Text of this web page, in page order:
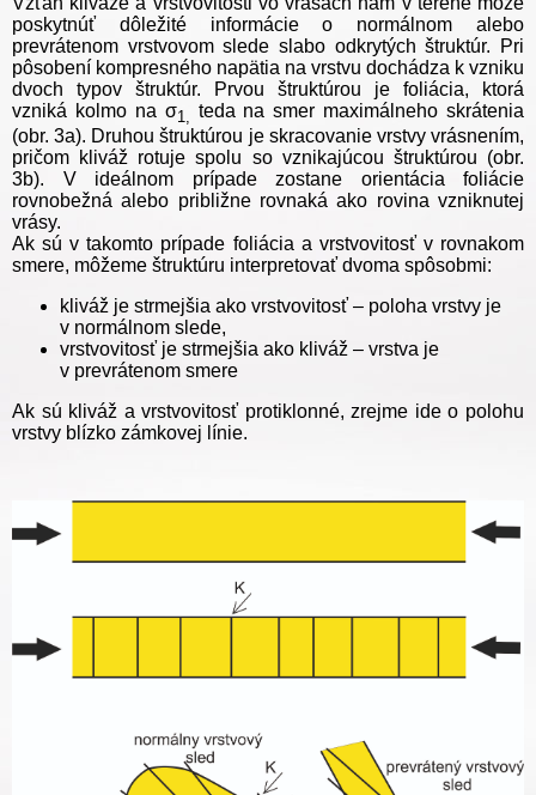
poskytnúť dôležité informácie o normálnom alebo
prevrátenom vrstvovom slede slabo odkrytých štruktúr. Pri
pôsobení kompresného napätia na vrstvu dochádza k vzniku
dvoch typov štruktúr. Prvou štruktúrou je foliácia, ktorá
vzniká kolmo na σ1, teda na smer maximálneho skrátenia
(obr. 3a). Druhou štruktúrou je skracovanie vrstvy vrásnením,
pričom kliváž rotuje spolu so vznikajúcou štruktúrou (obr.
3b). V ideálnom prípade zostane orientácia foliácie
rovnobežná alebo približne rovnaká ako rovina vzniknutej
vrásy.
Ak sú v takomto prípade foliácia a vrstvovitosť v rovnakom
smere, môžeme štruktúru interpretovať dvoma spôsobmi:
kliváž je strmejšia ako vrstvovitosť – poloha vrstvy je
v normálnom slede,
vrstvovitosť je strmejšia ako kliváž – vrstva je
v prevrátenom smere
Ak sú kliváž a vrstvovitosť protiklonné, zrejme ide o polohu
vrstvy blízko zámkovej línie.